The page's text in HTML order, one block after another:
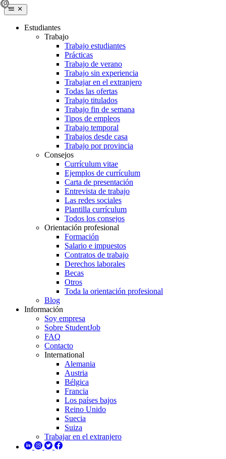
Estudiantes
Trabajo
Trabajo estudiantes
Prácticas
Trabajo de verano
Trabajo sin experiencia
Trabajar en el extranjero
Todas las ofertas
Trabajo titulados
Trabajo fin de semana
Tipos de empleos
Trabajo temporal
Trabajos desde casa
Trabajo por provincia
Consejos
Currículum vitae
Ejemplos de currículum
Carta de presentación
Entrevista de trabajo
Las redes sociales
Plantilla currículum
Todos los consejos
Orientación profesional
Formación
Salario e impuestos
Contratos de trabajo
Derechos laborales
Becas
Otros
Toda la orientación profesional
Blog
Información
Soy empresa
Sobre StudentJob
FAQ
Contacto
International
Alemania
Austria
Bélgica
Francia
Los países bajos
Reino Unido
Suecia
Suiza
Trabajar en el extranjero